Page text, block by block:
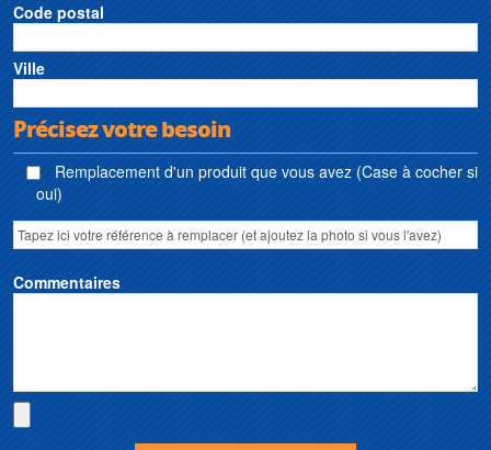
Code postal
Ville
Précisez votre besoin
Remplacement d'un produit que vous avez (Case à cocher si
oui)
Commentaires